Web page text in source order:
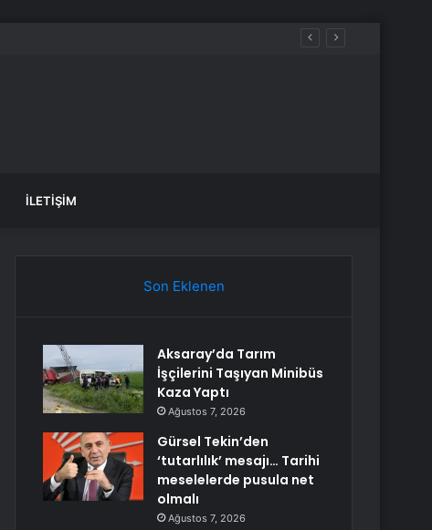
İLETIŞIM
Son Eklenen
Aksaray’da Tarım
İşçilerini Taşıyan Minibüs
Kaza Yaptı
Ağustos 7, 2026
Gürsel Tekin’den
‘tutarlılık’ mesajı… Tarihi
meselelerde pusula net
olmalı
Ağustos 7, 2026